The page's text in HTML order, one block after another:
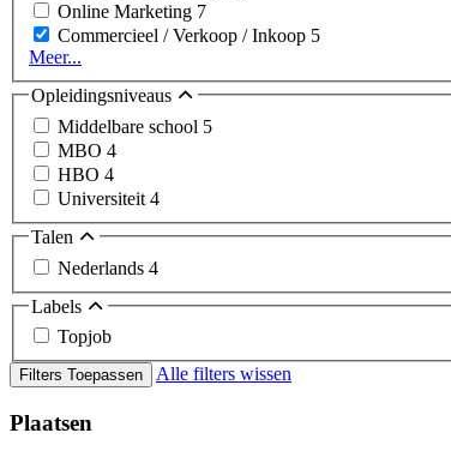
Online Marketing 7
Commercieel / Verkoop / Inkoop 5
Meer...
Opleidingsniveaus
Middelbare school 5
MBO 4
HBO 4
Universiteit 4
Talen
Nederlands 4
Labels
Topjob
Filters Toepassen Alle filters wissen
Plaatsen